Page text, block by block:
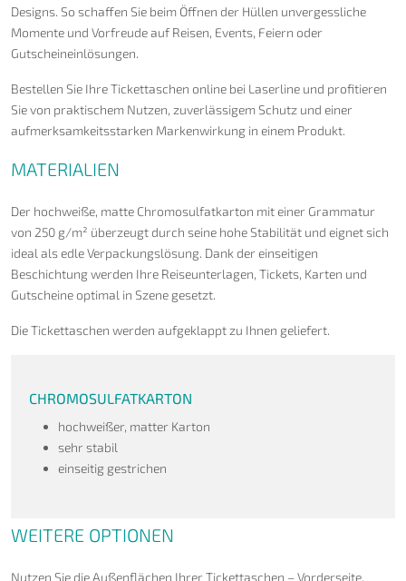
Designs. So schaffen Sie beim Öffnen der Hüllen unvergessliche
Momente und Vorfreude auf Reisen, Events, Feiern oder
Gutscheineinlösungen.
Bestellen Sie Ihre Tickettaschen online bei Laserline und profitieren
Sie von praktischem Nutzen, zuverlässigem Schutz und einer
aufmerksamkeitsstarken Markenwirkung in einem Produkt.
MATERIALIEN
Der hochweiße, matte Chromosulfatkarton mit einer Grammatur
von 250 g/m² überzeugt durch seine hohe Stabilität und eignet sich
ideal als edle Verpackungslösung. Dank der einseitigen
Beschichtung werden Ihre Reiseunterlagen, Tickets, Karten und
Gutscheine optimal in Szene gesetzt.
Die Tickettaschen werden aufgeklappt zu Ihnen geliefert.
CHROMOSULFATKARTON
hochweißer, matter Karton
sehr stabil
einseitig gestrichen
WEITERE OPTIONEN
Nutzen Sie die Außenflächen Ihrer Tickettaschen – Vorderseite,